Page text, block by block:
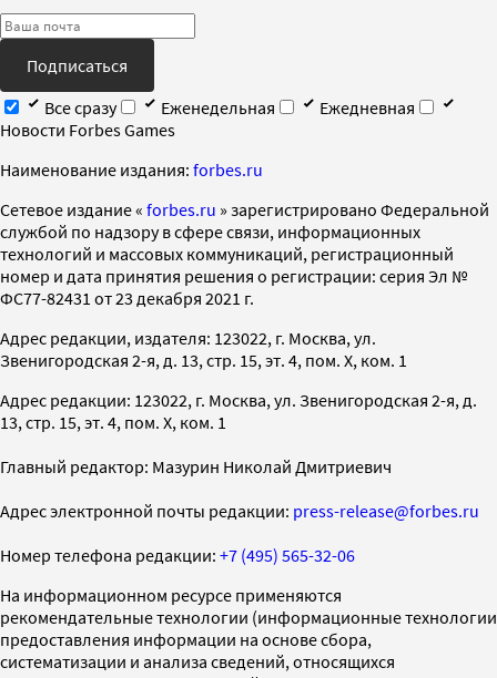
Подписаться
Все сразу
Еженедельная
Ежедневная
Новости Forbes Games
Наименование издания: forbes.ru
Cетевое издание « forbes.ru » зарегистрировано Федеральной
службой по надзору в сфере связи, информационных
технологий и массовых коммуникаций, регистрационный
номер и дата принятия решения о регистрации: серия Эл №
ФС77-82431 от 23 декабря 2021 г.
Адрес редакции, издателя: 123022, г. Москва, ул.
Звенигородская 2-я, д. 13, стр. 15, эт. 4, пом. X, ком. 1
Адрес редакции: 123022, г. Москва, ул. Звенигородская 2-я, д.
13, стр. 15, эт. 4, пом. X, ком. 1
Главный редактор: Мазурин Николай Дмитриевич
Адрес электронной почты редакции: press-release@forbes.ru
Номер телефона редакции: +7 (495) 565-32-06
На информационном ресурсе применяются
рекомендательные технологии (информационные технологии
предоставления информации на основе сбора,
систематизации и анализа сведений, относящихся